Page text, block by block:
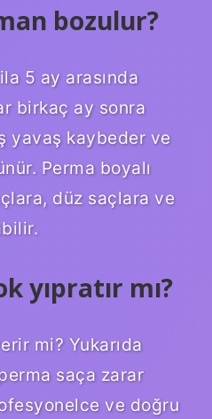
bozulur?
5 ay arasında
birkaç ay sonra
yavaş kaybeder ve
Perma boyalı
düz saçlara ve
yıpratır mı?
mi? Yukarıda
saça zarar
ve doğru